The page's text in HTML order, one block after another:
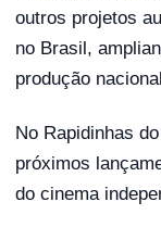
outros projetos
no Brasil,
produção
No Rapidinhas
próximos
do cinema